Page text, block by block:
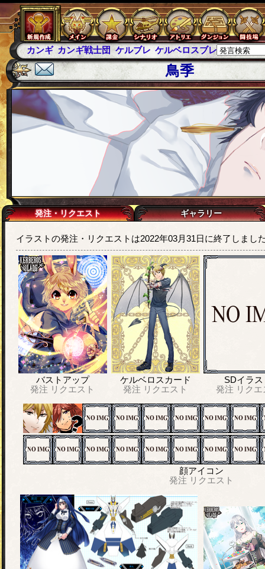
カンギ カンギ戦士団 ケルブレ ケルベロスブレイド スパ
鳥季
発注・リクエスト ギャラリー
イラストの発注・リクエストは2022年03月31日に終了しまし
バストアップ
発注 リクエスト
ケルベロスカード
発注 リクエスト
SDイラス
発注 リク
顔アイコン
発注 リクエスト